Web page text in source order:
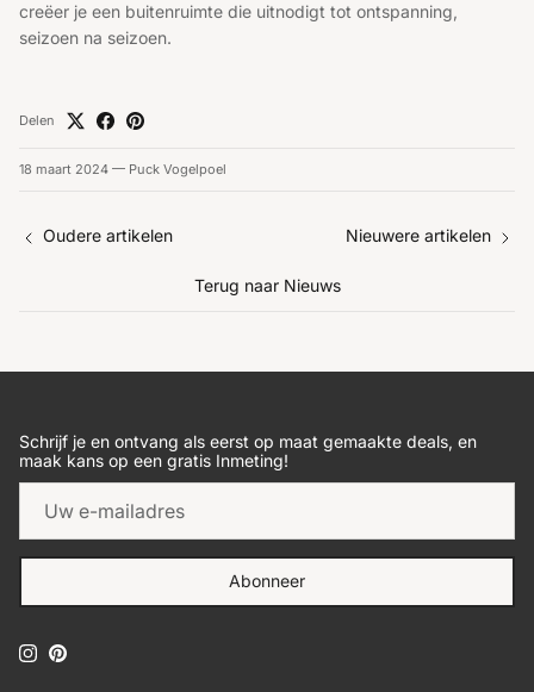
creëer je een buitenruimte die uitnodigt tot ontspanning,
seizoen na seizoen.
Delen
18 maart 2024 — Puck Vogelpoel
Oudere artikelen
Terug naar Nieuws
Nieuwere artikelen
Schrijf je en ontvang als eerst op maat gemaakte deals, en
maak kans op een gratis Inmeting!
Abonneer
Instagram
Pinterest